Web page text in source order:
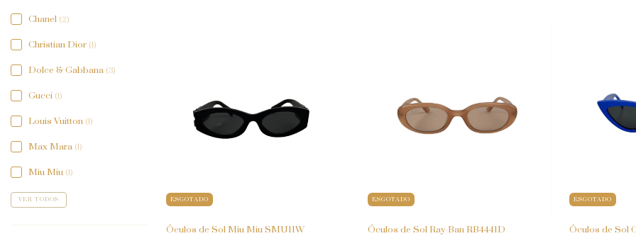
Chanel (2)
Christian Dior (1)
Dolce & Gabbana (3)
Gucci (1)
Louis Vuitton (1)
Max Mara (1)
Miu Miu (1)
VER TODOS ESGOTADO
Óculos de Sol Miu Miu SMU11W
ESGOTADO
Óculos de Sol Ray-Ban RB4441D
ESGOTADO
Óculos de Sol